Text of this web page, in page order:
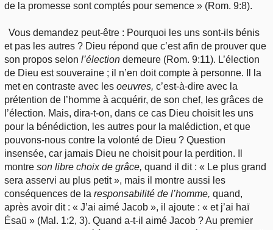
de la promesse sont comptés pour semence » (Rom. 9:8).
Vous demandez peut-être : Pourquoi les uns sont-ils bénis
et pas les autres ? Dieu répond que c’est afin de prouver que
son propos selon l’élection demeure (Rom. 9:11). L’élection
de Dieu est souveraine ; il n’en doit compte à personne. Il la
met en contraste avec les oeuvres, c’est-à-dire avec la
prétention de l’homme à acquérir, de son chef, les grâces de
l’élection. Mais, dira-t-on, dans ce cas Dieu choisit les uns
pour la bénédiction, les autres pour la malédiction, et que
pouvons-nous contre la volonté de Dieu ? Question
insensée, car jamais Dieu ne choisit pour la perdition. Il
montre son libre choix de grâce, quand il dit : « Le plus grand
sera asservi au plus petit », mais il montre aussi les
conséquences de la responsabilité de l’homme, quand,
après avoir dit : « J’ai aimé Jacob », il ajoute : « et j’ai haï
Ésaü » (Mal. 1:2, 3). Quand a-t-il aimé Jacob ? Au premier